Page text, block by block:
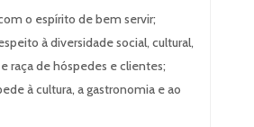
o espírito de bem servir;
à diversidade social, cultural,
raça de hóspedes e clientes;
à cultura, a gastronomia e ao